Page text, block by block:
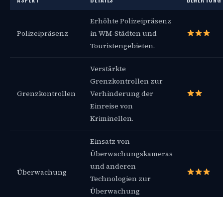
Polizeipräsenz
Erhöhte Polizeipräsenz
in WM-Städten und
Touristengebieten.
Grenzkontrollen
Verstärkte
Grenzkontrollen zur
Verhinderung der
Einreise von
Kriminellen.
Überwachung
Einsatz von
Überwachungskameras
und anderen
Technologien zur
Überwachung